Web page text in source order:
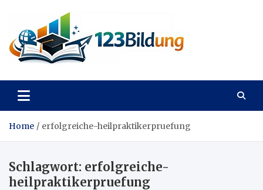
content
123Bildung
Home erfolgreiche-heilpraktikerpruefung
Schlagwort: erfolgreiche-
heilpraktikerpruefung